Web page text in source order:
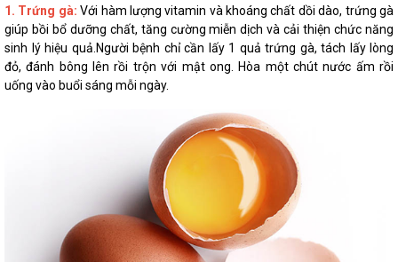
1. Trứng gà: Với hàm lượng vitamin và khoáng chất dồi dào, trứng gà
giúp bồi bổ dưỡng chất, tăng cường miễn dịch và cải thiện chức năng
sinh lý hiệu quả.Người bệnh chỉ cần lấy 1 quả trứng gà, tách lấy lòng
đỏ, đánh bông lên rồi trộn với mật ong. Hòa một chút nước ấm rồi
uống vào buổi sáng mỗi ngày.